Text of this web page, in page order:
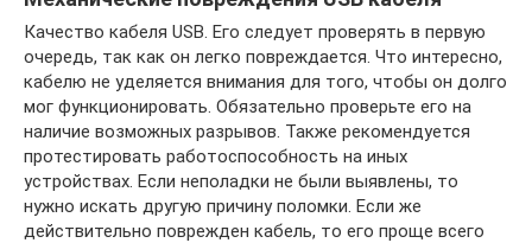
Качество кабеля USB. Его следует проверять в первую
очередь, так как он легко повреждается. Что интересно,
кабелю не уделяется внимания для того, чтобы он долго
мог функционировать. Обязательно проверьте его на
наличие возможных разрывов. Также рекомендуется
протестировать работоспособность на иных
устройствах. Если неполадки не были выявлены, то
нужно искать другую причину поломки. Если же
действительно поврежден кабель, то его проще всего